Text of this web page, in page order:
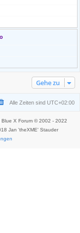
Gehe zu
Alle Zeiten sind UTC+02:00
X Forum © 2002 - 2022
Jan 'theXME' Stauder